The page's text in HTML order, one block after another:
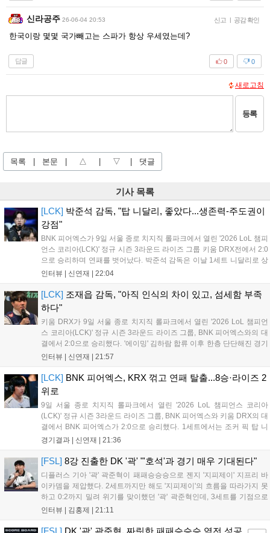
신라공주 26-06-04 20:53 신고 | 공감 확인
한국이랑 몇몇 국가빼고는 스파가 항상 우세였는데?
답글 0
0
새로고침
등록
목록 본문 △ ▽ 댓글
기사 목록
[LCK] 박준석 감독, "탑 니달리, 좋았다...생존력-주도권이
강점"
BNK 피어엑스가 9일 서울 종로 치지직 롤파크에서 열린 '2026 LoL 챔피
언스 코리아(LCK)' 정규 시즌 3라운드 라이즈 그룹 키움 DRX전에서 2:0
으로 승리하며 연패를 벗어났다. 박준석 감독은 이날 1세트 니달리로 상
대의 움직임을 강제한 점, 2세트 불리함을 한타로 역전하고 운영으로 잘
인터뷰 | 신연재 22:04
[LCK] 조재읍 감독, "아직 인식의 차이 있고, 섬세함 부족
하다"
키움 DRX가 9일 서울 종로 치지직 롤파크에서 열린 '2026 LoL 챔피언
스 코리아(LCK)' 정규 시즌 3라운드 라이즈 그룹, BNK 피어엑스와의 대
결에서 2:0으로 승리했다. '에이밍' 김하람 합류 이후 한층 단단해진 경기
력으로 2연승을 달리고 있었지만, BNK 피어엑스에게 불의의 일격을 당
인터뷰 | 신연재 21:57
[LCK] BNK 피어엑스, KRX 꺾고 연패 탈출...8승·라이즈 2
위로
9일 서울 종로 치지직 롤파크에서 열린 '2026 LoL 챔피언스 코리아
(LCK)' 정규 시즌 3라운드 라이즈 그룹, BNK 피어엑스와 키움 DRX의 대
결에서 BNK 피어엑스가 2:0으로 승리했다. 1세트에서는 조커 픽 탑 니
달리가 제대로 통했고, 2세트에선 판테온을 잡은 '랩터' 전어진의 활약과
경기결과 | 신연재 21:36
[FSL] 8강 진출한 DK '곽' "'호석'과 경기 매우 기대된다"
디플러스 기아 '곽' 곽준혁이 패패승승승으로 젠지 '지피제이' 지프리 바
이카뎀을 제압했다. 2세트까지만 해도 '지피제이'의 흐름을 따라가지 못
하고 0:2까지 밀려 위기를 맞이했던 '곽' 곽준혁인데, 3세트를 기점으로
분위기를 완전히 바꿨다. 3세트를 4:2로 승리한 뒤 이후부터는 완전히
인터뷰 | 김홍제 21:11